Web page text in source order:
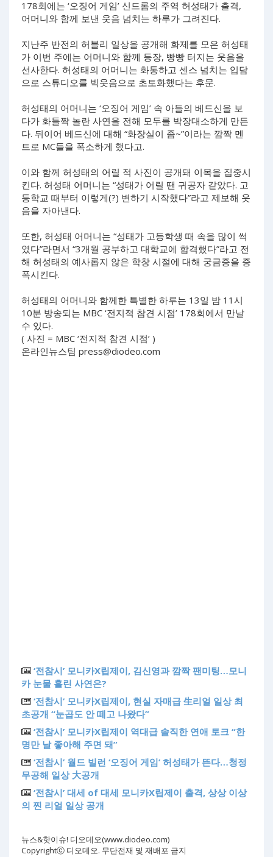
178회에는 ‘오징어 게임’ 신드롬의 주역 허성태가 출격,
어머니와 함께 보낸 웃음 넘치는 하루가 그려진다.
지난주 반전의 허블리 일상을 공개해 화제를 모은 허성태
가 이번 주에는 어머니와 함께 등장, 빵빵 터지는 웃음을
선사한다. 허성태의 어머니는 화통하고 센스 넘치는 입담
으로 스튜디오를 빅웃음으로 초토화했다는 후문.
허성태의 어머니는 ‘오징어 게임’ 속 아들의 베드신을 보
다가 화들짝 놀란 사연을 전해 모두를 박장대소하게 만든
다. 뒤이어 베드신에 대해 “화장실이 좀~”이라는 깜짝 멘
트로 MC들을 폭소하게 했다고.
이와 함께 허성태의 어릴 적 사진이 공개돼 이목을 집중시
킨다. 허성태 어머니는 “성태가 어릴 땐 귀공자 같았다. 고
등학교 때부터 이렇게(?) 변하기 시작했다”라고 제보해 웃
음을 자아낸다.
또한, 허성태 어머니는 “성태가 고등학생 때 속을 많이 썩
였다”라면서 “3개월 공부하고 대학교에 합격했다”라고 전
해 허성태의 예사롭지 않은 학창 시절에 대해 궁금증을 증
폭시킨다.
허성태의 어머니와 함께한 특별한 하루는 13일 밤 11시
10분 방송되는 MBC ‘전지적 참견 시점’ 178회에서 만날
수 있다.
( 사진 = MBC ‘전지적 참견 시점’ )
온라인뉴스팀 press@diodeo.com
‘전참시’ 모니카X립제이, 김신영과 깜짝 팬미팅…모니
카 눈물 흘린 사연은?
‘전참시’ 모니카X립제이, 현실 자매급 生리얼 일상 최
초공개 “눈곱도 안 떼고 나왔다”
‘전참시’ 모니카X립제이 역대급 솔직한 연애 토크 “한
명만 날 좋아해 주면 돼”
‘전참시’ 월드 빌런 ‘오징어 게임’ 허성태가 뜬다…청정
무공해 일상 大공개
‘전참시’ 대세 of 대세 모니카X립제이 출격, 상상 이상
의 찐 리얼 일상 공개
뉴스&핫이슈! 디오데오(www.diodeo.com)
Copyrightⓒ 디오데오. 무단전재 및 재배포 금지